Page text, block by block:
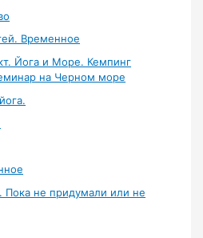
Временное
Йога и Море. Кемпинг
на Черном море
Пока не придумали или не